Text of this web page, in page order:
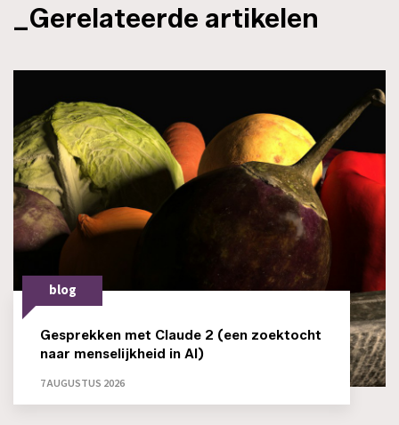
_Gerelateerde artikelen
blog
Gesprekken met Claude 2 (een zoektocht
naar menselijkheid in AI)
7 AUGUSTUS 2026